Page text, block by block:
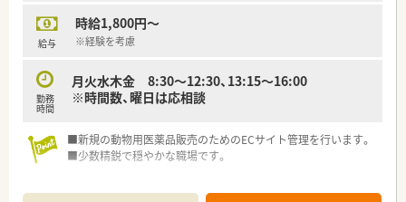
給与
時給1,800円～
※経験を考慮
勤務
時間
月火水木金 8:30～12:30、13:15～16:00
※時間数、曜日は応相談
■新規の動物用医薬品販売のためのECサイト管理を行います。
■少数精鋭で穏やかな職場です。